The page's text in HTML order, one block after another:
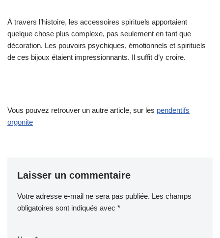
À travers l’histoire, les accessoires spirituels apportaient
quelque chose plus complexe, pas seulement en tant que
décoration. Les pouvoirs psychiques, émotionnels et spirituels
de ces bijoux étaient impressionnants. Il suffit d’y croire.
Vous pouvez retrouver un autre article, sur les pendentifs
orgonite
Laisser un commentaire
Votre adresse e-mail ne sera pas publiée. Les champs
obligatoires sont indiqués avec *